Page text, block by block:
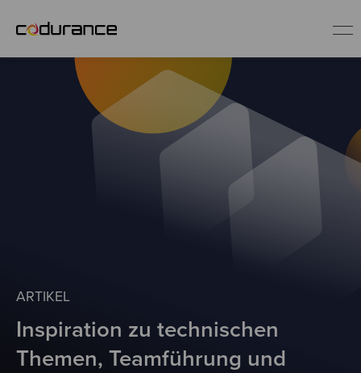
Service-Angebote
ARTIKEL
Inspiration zu technischen
Themen, Teamführung und